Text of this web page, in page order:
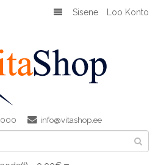
Sisene Loo Konto
info@vitashop.ee